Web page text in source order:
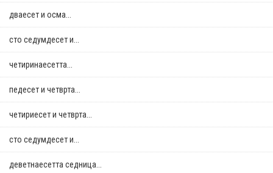
дваесет и осма...
сто седумдесет и...
четиринаесетта...
педесет и четврта...
четириесет и четврта...
сто седумдесет и...
деветнаесетта седница...